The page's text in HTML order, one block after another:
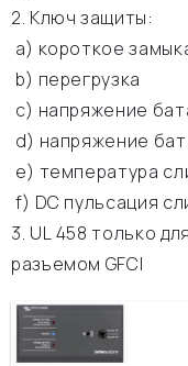
2. Ключ защиты:
а) короткое
b) перегрузка
c) напряжение
d) напряжение
e) температура
f) DC пульсация
3. UL 458 только
разъемом GFCI